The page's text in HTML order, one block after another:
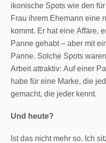
ikonische Spots wie den
Frau ihrem Ehemann eine
kommt. Er hat eine Affäre,
Panne gehabt – aber mit
Panne. Solche Spots
Arbeit attraktiv: Auf einer
habe für eine Marke, die
gemacht, die jeder kennt.
Und heute?
Ist das nicht mehr so. Ich